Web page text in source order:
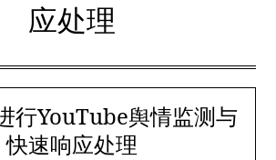
应处理
行YouTube舆情监测与
快速响应处理